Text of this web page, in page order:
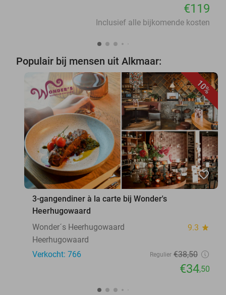
€119
Inclusief alle bijkomende kosten
Populair bij mensen uit Alkmaar:
10%
favorite_border
3-gangendiner à la carte bij Wonder's
Heerhugowaard
Wonder´s Heerhugowaard
9.3 star
Heerhugowaard
Verkocht: 766
Regulier €38,50
€34,50